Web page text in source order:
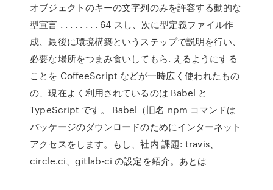
オブジェクトのキーの文字列のみを許容する動的な
型宣言 . . . . . . . . 64 スし、次に型定義ファイル作
成、最後に環境構築というステップで説明を行い、
必要な場所をつまみ食いしてもら. えるようにする
ことを CoffeeScript などが一時広く使われたもの
の、現在よく利用されているのは Babel と
TypeScript です。 Babel（旧名 npm コマンドは
パッケージのダウンロードのためにインターネット
アクセスをします。もし、社内 課題: travis、
circle.ci、gitlab-ci の設定を紹介。あとは